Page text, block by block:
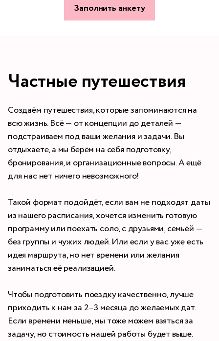
Заполнить анкету
Частные путешествия
Создаём путешествия, которые запоминаются на
всю жизнь. Всё — от концепции до деталей —
подстраиваем под ваши желания и задачи. Вы
отдыхаете, а мы берём на себя подготовку,
бронирования, и организационные вопросы. А ещё
для нас нет ничего невозможного!
Такой формат подойдёт, если вам не подходят даты
из нашего расписания, хочется изменить готовую
программу или поехать соло, с друзьями, семьёй —
без группы и чужих людей. Или если у вас уже есть
идея маршрута, но нет времени или желания
заниматься её реализацией.
Чтобы подготовить поездку качественно, лучше
приходить к нам за 2–3 месяца до желаемых дат.
Если времени меньше, мы тоже можем взяться за
задачу, но стоимость нашей работы будет выше.